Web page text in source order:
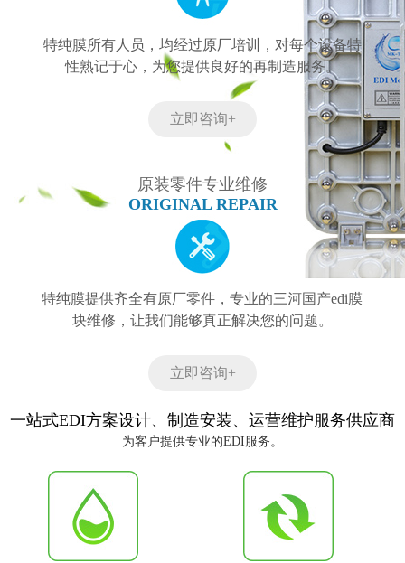
特纯膜所有人员，均经过原厂培训，对每个设备特
性熟记于心，为您提供良好的再制造服务。
立即咨询+
原装零件专业维修
ORIGINAL REPAIR
特纯膜提供齐全有原厂零件，专业的三河国产edi膜
块维修，让我们能够真正解决您的问题。
立即咨询+
一站式EDI方案设计、制造安装、运营维护服务供应商
为客户提供专业的EDI服务。